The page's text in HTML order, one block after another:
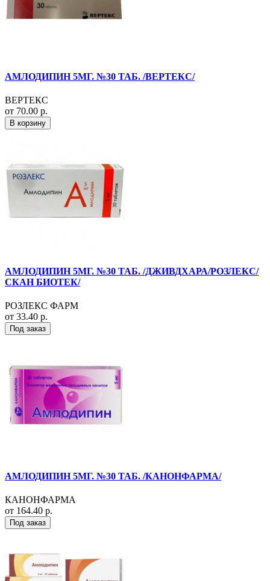
АМЛОДИПИН 5МГ. №30 ТАБ. /ВЕРТЕКС/
ВЕРТЕКС
от 70.00 р.
В корзину
АМЛОДИПИН 5МГ. №30 ТАБ. /ДЖИВДХАРА/РОЗЛЕКС/
СКАН БИОТЕК/
РОЗЛЕКС ФАРМ
от 33.40 р.
Под заказ
АМЛОДИПИН 5МГ. №30 ТАБ. /КАНОНФАРМА/
КАНОНФАРМА
от 164.40 р.
Под заказ